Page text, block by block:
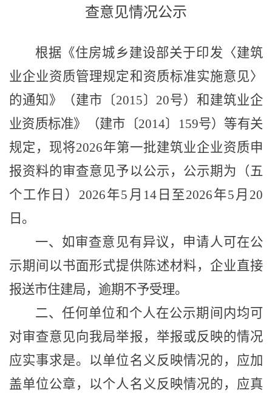
查意见情况公示
根据《住房城乡建设部关于印发 〈建筑
业企业资质管理规定和资质标准实施意见〉
的通知 》 （建市 〔2015〕 20号）和建筑业企
业资质标准》（建市 〔2014〕
159号）等有关
规定， 现将2026年第一批建筑业企业资质申
报资料的审查意见予以公示，公示期为（五
个工作日） 2026年5 月 14日至2026年5 月 20
日。
一、如审查意见有异议，申请人可在公
示期间以书面形式提供陈述材料，企业直接
报送市住建局，逾期不予受理。
二、任何单位和个人在公示期间内均可
对审查意见向我局举报，举报或反映的情况
应实事求是。以单位名义反映情况的，应加
盖单位公章，以个人名义反映情况的，应真